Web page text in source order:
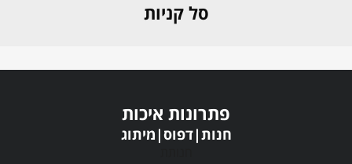
סל קניות
פתרונות איכות
חנות|דפוס| מיתוג